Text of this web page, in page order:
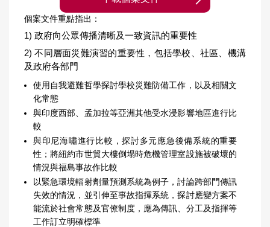
個案文件重點指出：
1) 政府向公眾傳播清晰及一致資訊的重要性
2) 不同層面災難演習的重要性，包括學校、社區、機溝
及政府各部門
使用自我避難哲學探討學校災難防備工作，以及相關文
化常態
與印度西部、孟加拉等亞洲其他受水浸影響地區進行比
較
與印尼海嘯進行比較，探討多元應急後備系統的重要
性；將紐約市世貿大樓倒塌時危機管理室設施被破壞的
情況與福島事故作比較
以緊急環境輻射劑量預測系統為例子，討論跨部門傳訊
失效的情況，並引伸至事故指揮系統，探討應變方案不
能流於社會常態及官僚制度，應為傳訊、分工及指揮等
工作訂立明確標準